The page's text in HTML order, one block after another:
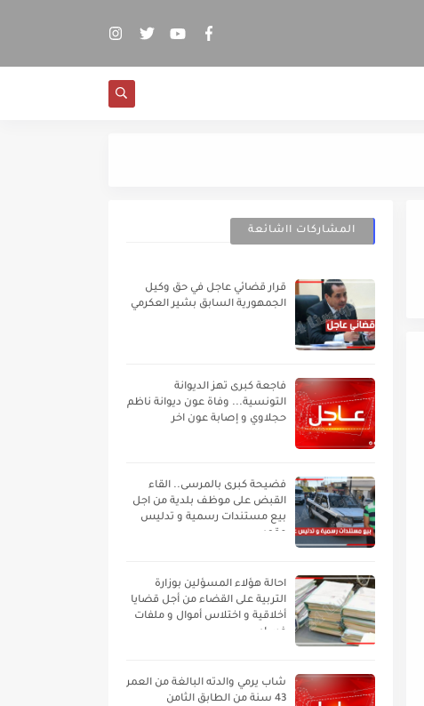
المشاركات ااشائعة
قرار قضائي عاجل في حق وكيل
الجمهورية السابق بشير العكرمي
فاجعة كبرى تهز الديوانة
التونسية... وفاة عون ديوانة ناظم
حجلاوي و إصابة عون اخر
فضيحة كبرى بالمرسى.. القاء
القبض على موظف بلدية من اجل
بيع مستندات رسمية و تدليس
عقود
احالة هؤلاء المسؤلين بوزارة
التربية على القضاء من أجل قضايا
أخلاقية و اختلاس أموال و ملفات
فساد
شاب يرمي والدته البالغة من العمر
43 سنة من الطابق الثامن